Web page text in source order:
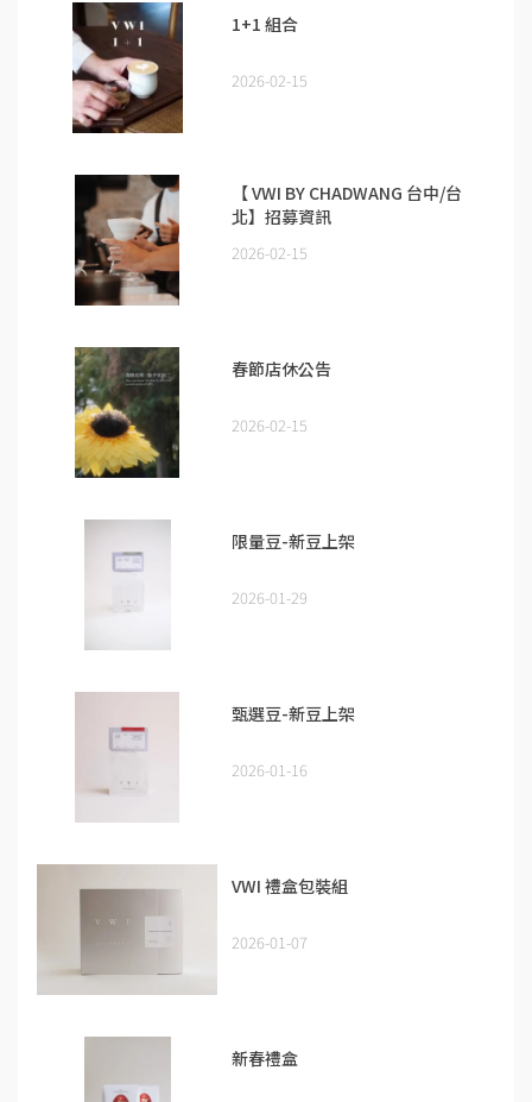
1+1 組合
2026-02-15
【 VWI BY CHADWANG 台中/台
北】招募資訊
2026-02-15
春節店休公告
2026-02-15
限量豆-新豆上架
2026-01-29
甄選豆-新豆上架
2026-01-16
VWI 禮盒包裝組
2026-01-07
新春禮盒